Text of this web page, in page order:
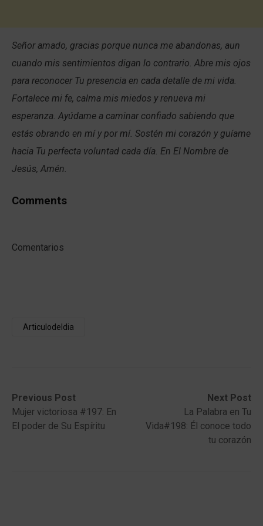
Señor amado, gracias porque nunca me abandonas, aun
cuando mis sentimientos digan lo contrario. Abre mis ojos
para reconocer Tu presencia en cada detalle de mi vida.
Fortalece mi fe, calma mis miedos y renueva mi
esperanza. Ayúdame a caminar confiado sabiendo que
estás obrando en mí y por mí. Sostén mi corazón y guíame
hacia Tu perfecta voluntad cada día. En El Nombre de
Jesús, Amén.
Comments
Comentarios
Articulodeldia
Post
navigation
Previous Post
Previous
post:Mujer victoriosa #197: En
El poder de Su Espíritu
Next Post
Next
post:
La Palabra en Tu
Vida#198: Él conoce todo
tu corazón